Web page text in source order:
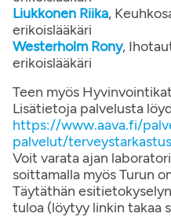
Liukkonen Riika,
erikoislääkäri
Westerholm Rony,
erikoislääkäri
Teen myös
Lisätietoja palvelusta
https://www.aava.fi/
palvelut/
Voit varata ajan
soittamalla myös Turun
Täytäthän
tuloa (löytyy linkin takaa